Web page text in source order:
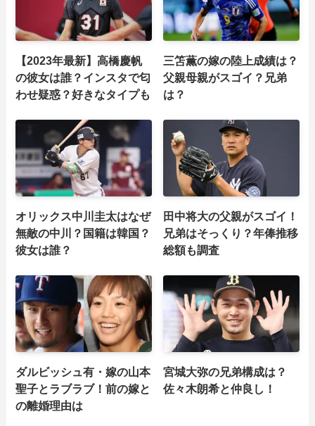
【2023年最新】高橋慶帆
の彼女は誰？インスタで匂
わせ疑惑？好きなタイプも
三笘薫の嫁の陸上成績は？
父親母親がスゴイ？兄弟
は？
オリックス中川圭太はなぜ
無敵の中川？国籍は韓国？
彼女は誰？
田中将大の父親がスゴイ！
兄弟はそっくり？年俸推移
総額も調査
ダルビッシュ有・嫁の山本
聖子とラブラブ！前の嫁と
の離婚理由は
宮城大弥の兄弟構成は？
佐々木朗希と仲良し！